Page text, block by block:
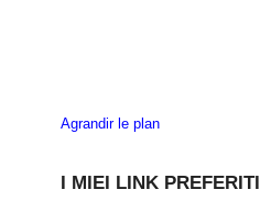
Agrandir le plan
I MIEI LINK PREFERITI